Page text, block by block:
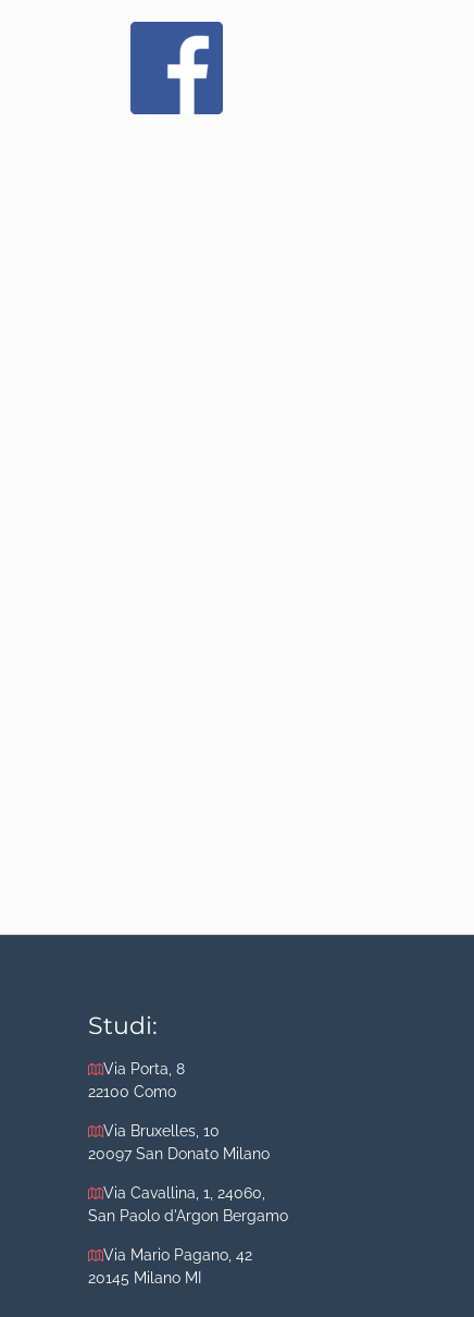
Studi:
Via Porta, 8
22100 Como
Via Bruxelles, 10
20097 San Donato Milano
Via Cavallina, 1, 24060,
San Paolo d'Argon Bergamo
Via Mario Pagano, 42
20145 Milano MI